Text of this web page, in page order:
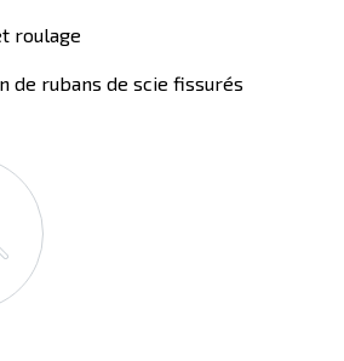
roulage
de rubans de scie fissurés